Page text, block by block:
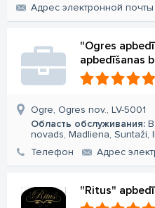
Aдрес электронной почты
"Ogres
apbedīšanas
Ogre, Ogres nov., LV-5001
Область обслуживания:
novads, Madliena, Suntaži,
Телефон
Aдрес
"Ritus"